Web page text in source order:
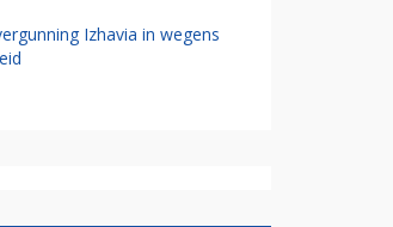
Izhavia in wegens